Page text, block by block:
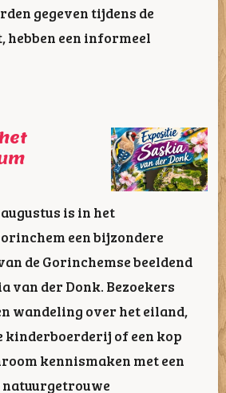
gegeven tijdens de
een informeel
is in het
een bijzondere
de Gorinchemse beeldend
van der Donk. Bezoekers
wandeling over het eiland,
kinderboerderij of een kop
kennismaken met een